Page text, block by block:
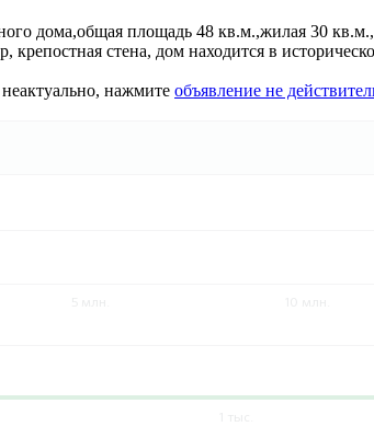
дома,общая площадь 48 кв.м.,жилая 30
стена, дом находится в
нажмите объявление не